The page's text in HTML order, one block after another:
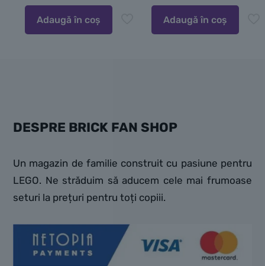
Adaugă în coș Adaugă în coș
DESPRE BRICK FAN SHOP
Un magazin de familie construit cu pasiune pentru
LEGO. Ne străduim să aducem cele mai frumoase
seturi la prețuri pentru toți copiii.